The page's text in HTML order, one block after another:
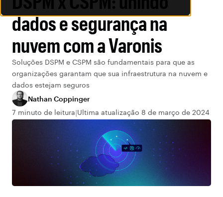
dados e segurança na
nuvem com a Varonis
Soluções DSPM e CSPM são fundamentais para que as
organizações garantam que sua infraestrutura na nuvem e
dados estejam seguros
Nathan Coppinger
7 minuto de leitura Ultima atualização 8 de março de 2024